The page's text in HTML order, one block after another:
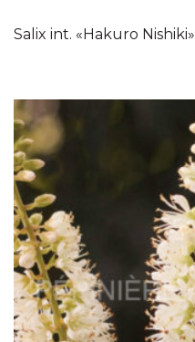
Salix int. «Hakuro Nishiki»